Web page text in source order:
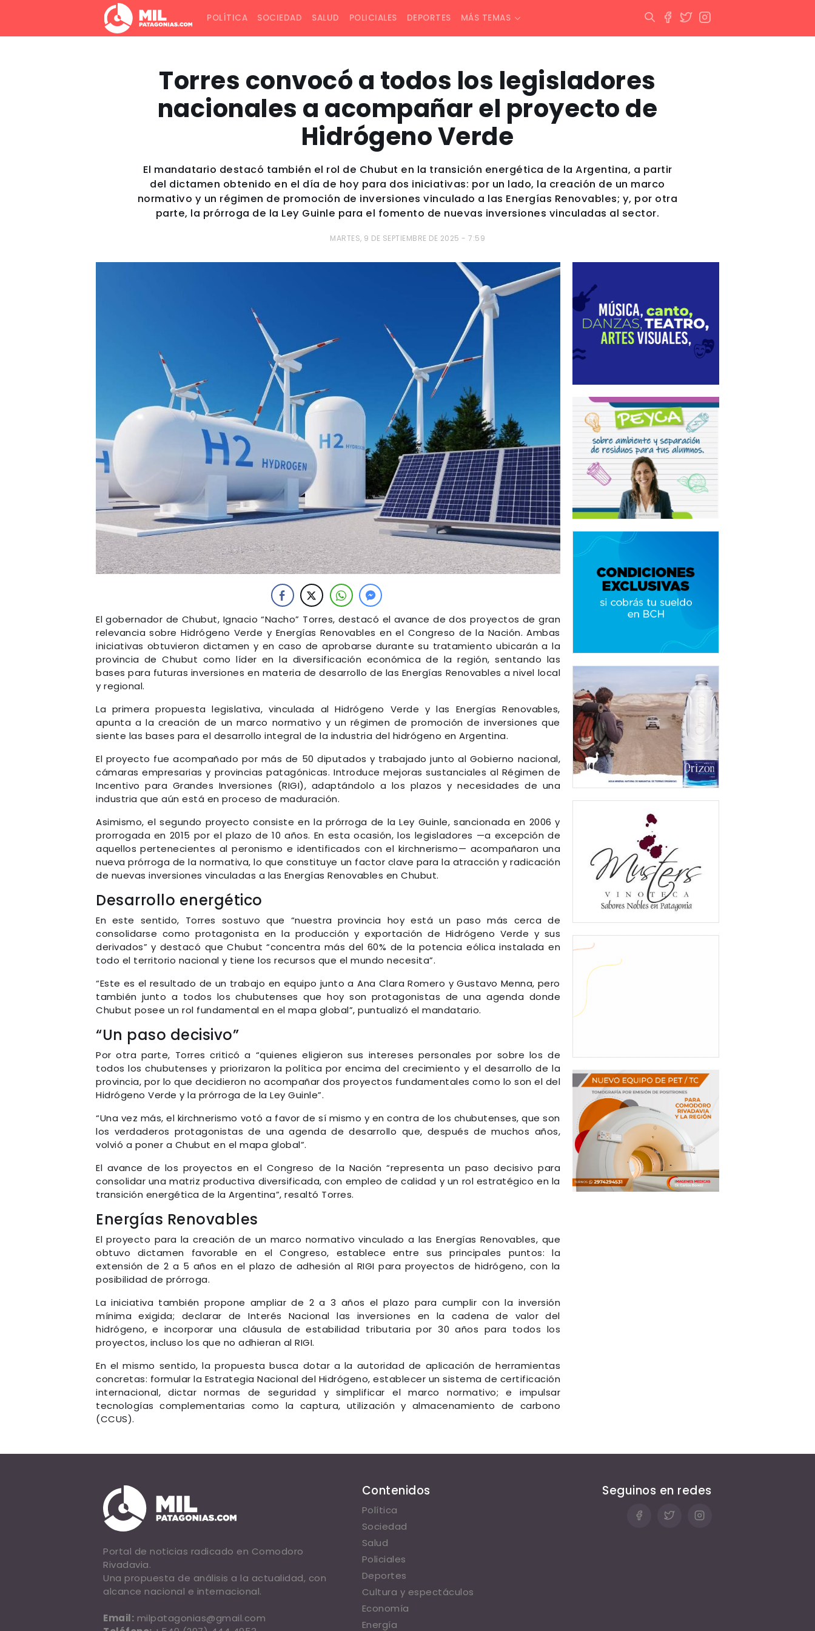
POLÍTICA SOCIEDAD SALUD POLICIALES DEPORTES MÁS TEMAS
Torres convocó a todos los legisladores
nacionales a acompañar el proyecto de
Hidrógeno Verde
El mandatario destacó también el rol de Chubut en la transición energética de la Argentina, a partir
del dictamen obtenido en el día de hoy para dos iniciativas: por un lado, la creación de un marco
normativo y un régimen de promoción de inversiones vinculado a las Energías Renovables; y, por otra
parte, la prórroga de la Ley Guinle para el fomento de nuevas inversiones vinculadas al sector.
MARTES, 9 DE SEPTIEMBRE DE 2025 - 7:59
El gobernador de Chubut, Ignacio “Nacho” Torres, destacó el avance de dos proyectos de gran
relevancia sobre Hidrógeno Verde y Energías Renovables en el Congreso de la Nación. Ambas
iniciativas obtuvieron dictamen y en caso de aprobarse durante su tratamiento ubicarán a la
provincia de Chubut como líder en la diversificación económica de la región, sentando las
bases para futuras inversiones en materia de desarrollo de las Energías Renovables a nivel local
y regional.
La primera propuesta legislativa, vinculada al Hidrógeno Verde y las Energías Renovables,
apunta a la creación de un marco normativo y un régimen de promoción de inversiones que
siente las bases para el desarrollo integral de la industria del hidrógeno en Argentina.
El proyecto fue acompañado por más de 50 diputados y trabajado junto al Gobierno nacional,
cámaras empresarias y provincias patagónicas. Introduce mejoras sustanciales al Régimen de
Incentivo para Grandes Inversiones (RIGI), adaptándolo a los plazos y necesidades de una
industria que aún está en proceso de maduración.
Asimismo, el segundo proyecto consiste en la prórroga de la Ley Guinle, sancionada en 2006 y
prorrogada en 2015 por el plazo de 10 años. En esta ocasión, los legisladores —a excepción de
aquellos pertenecientes al peronismo e identificados con el kirchnerismo— acompañaron una
nueva prórroga de la normativa, lo que constituye un factor clave para la atracción y radicación
de nuevas inversiones vinculadas a las Energías Renovables en Chubut.
Desarrollo energético
En este sentido, Torres sostuvo que “nuestra provincia hoy está un paso más cerca de
consolidarse como protagonista en la producción y exportación de Hidrógeno Verde y sus
derivados” y destacó que Chubut “concentra más del 60% de la potencia eólica instalada en
todo el territorio nacional y tiene los recursos que el mundo necesita”.
“Este es el resultado de un trabajo en equipo junto a Ana Clara Romero y Gustavo Menna, pero
también junto a todos los chubutenses que hoy son protagonistas de una agenda donde
Chubut posee un rol fundamental en el mapa global”, puntualizó el mandatario.
“Un paso decisivo”
Por otra parte, Torres criticó a “quienes eligieron sus intereses personales por sobre los de
todos los chubutenses y priorizaron la política por encima del crecimiento y el desarrollo de la
provincia, por lo que decidieron no acompañar dos proyectos fundamentales como lo son el del
Hidrógeno Verde y la prórroga de la Ley Guinle”.
“Una vez más, el kirchnerismo votó a favor de sí mismo y en contra de los chubutenses, que son
los verdaderos protagonistas de una agenda de desarrollo que, después de muchos años,
volvió a poner a Chubut en el mapa global”.
El avance de los proyectos en el Congreso de la Nación “representa un paso decisivo para
consolidar una matriz productiva diversificada, con empleo de calidad y un rol estratégico en la
transición energética de la Argentina”, resaltó Torres.
Energías Renovables
El proyecto para la creación de un marco normativo vinculado a las Energías Renovables, que
obtuvo dictamen favorable en el Congreso, establece entre sus principales puntos: la
extensión de 2 a 5 años en el plazo de adhesión al RIGI para proyectos de hidrógeno, con la
posibilidad de prórroga.
La iniciativa también propone ampliar de 2 a 3 años el plazo para cumplir con la inversión
mínima exigida; declarar de Interés Nacional las inversiones en la cadena de valor del
hidrógeno, e incorporar una cláusula de estabilidad tributaria por 30 años para todos los
proyectos, incluso los que no adhieran al RIGI.
En el mismo sentido, la propuesta busca dotar a la autoridad de aplicación de herramientas
concretas: formular la Estrategia Nacional del Hidrógeno, establecer un sistema de certificación
internacional, dictar normas de seguridad y simplificar el marco normativo; e impulsar
tecnologías complementarias como la captura, utilización y almacenamiento de carbono
(CCUS).
Portal de noticias radicado en Comodoro
Rivadavia.
Una propuesta de análisis a la actualidad, con
alcance nacional e internacional.
Email: milpatagonias@gmail.com
Contenidos
Política
Sociedad
Salud
Policiales
Deportes
Cultura y espectáculos
Economía
Energía
Seguinos en redes